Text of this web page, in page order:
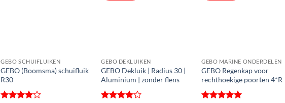
GEBO SCHUIFLUIKEN
GEBO (Boomsma) schuifluik
R30
GEBO DEKLUIKEN
GEBO Dekluik | Radius 30 |
Aluminium | zonder flens
GEBO MARINE ONDERDELEN
GEBO Regenkap voor
rechthoekige poorten 4*R